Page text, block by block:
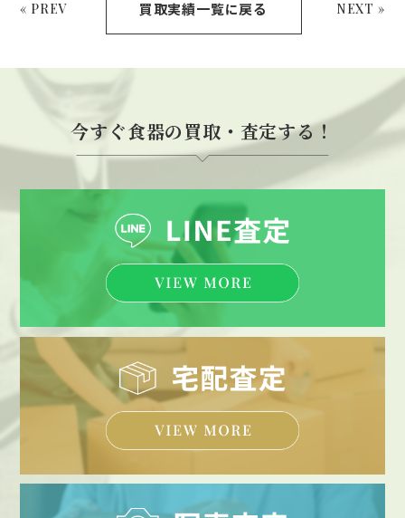
« PREV 買取実績一覧に戻る NEXT »
今すぐ食器の買取・査定する！